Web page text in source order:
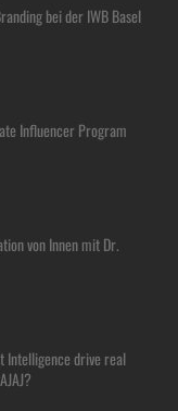
bei der IWB Basel
Influencer Program
von Innen mit Dr.
Intelligence drive real